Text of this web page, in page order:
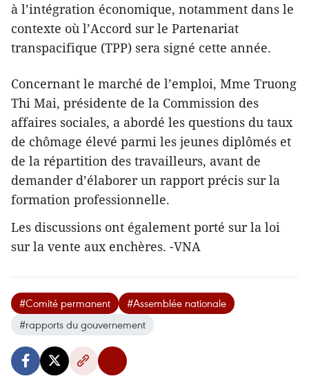
à l’intégration économique, notamment dans le
contexte où l’Accord sur le Partenariat
transpacifique (TPP) sera signé cette année.
Concernant le marché de l’emploi, Mme Truong
Thi Mai, présidente de la Commission des
affaires sociales, a abordé les questions du taux
de chômage élevé parmi les jeunes diplômés et
de la répartition des travailleurs, avant de
demander d’élaborer un rapport précis sur la
formation professionnelle.
Les discussions ont également porté sur la loi
sur la vente aux enchères. -VNA
#Comité permanent
#Assemblée nationale
#rapports du gouvernement